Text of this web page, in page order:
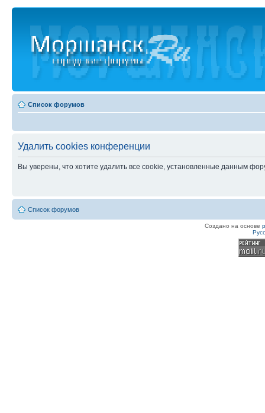
Список форумов
Удалить cookies конференции
Вы уверены, что хотите удалить все cookie, установленные данным
Список форумов
Создано на основе